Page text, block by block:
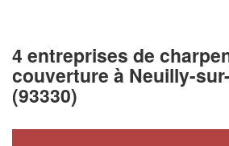
4 entreprises de
couverture à Neuilly-
(93330)